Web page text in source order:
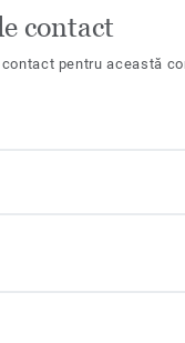
contact
pentru această